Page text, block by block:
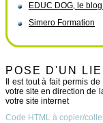
EDUC DOG, le
Simero Formation
POSE D'UN
Il est tout à fait permis
votre site en direction de
votre site internet
Code HTML à copier/